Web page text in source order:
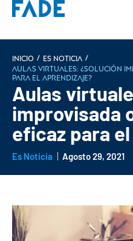
INICIO / Es noticia /
Aulas virtuales: ¿solución
para el aprendizaje?
Aulas
improvisada
eficaz para
Es Noticia Agosto 29, 2021